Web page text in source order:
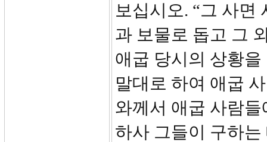
보십시오. “그 사면
과 보물로 돕고 그
애굽 당시의 상황
말대로 하여 애굽
와께서 애굽 사람
하사 그들이 구하